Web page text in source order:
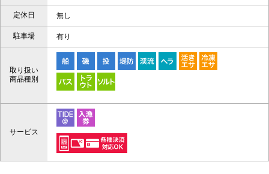
定休日 無し
駐車場 有り
取り扱い
商品種別
サービス